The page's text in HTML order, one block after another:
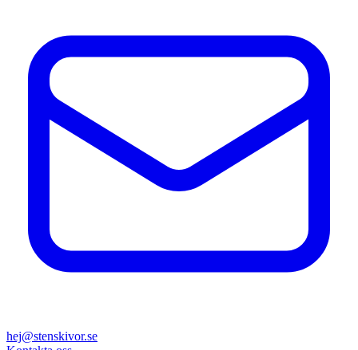
hej@stenskivor.se